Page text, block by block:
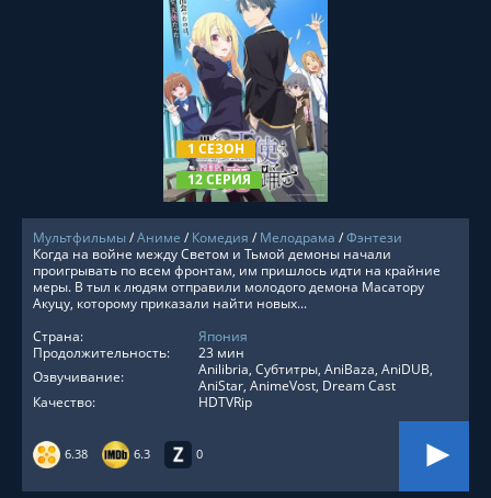
1 СЕЗОН
12 СЕРИЯ
СМОТРЕТЬ ОНЛАЙН
Мультфильмы/Аниме / Комедия / Мелодрама /Фэнтези
6.38 6.3 0
Когда на войне между Светом и Тьмой демоны начали
проигрывать по всем фронтам, им пришлось идти на крайние
меры. В тыл к людям отправили молодого демона Масатору
Акуцу, которому приказали найти новых...
Страна:
Япония
Продолжительность:
23 мин
Озвучивание:
Anilibria, Субтитры, AniBaza, AniDUB,
AniStar, AnimeVost, Dream Cast
Качество:
HDTVRip